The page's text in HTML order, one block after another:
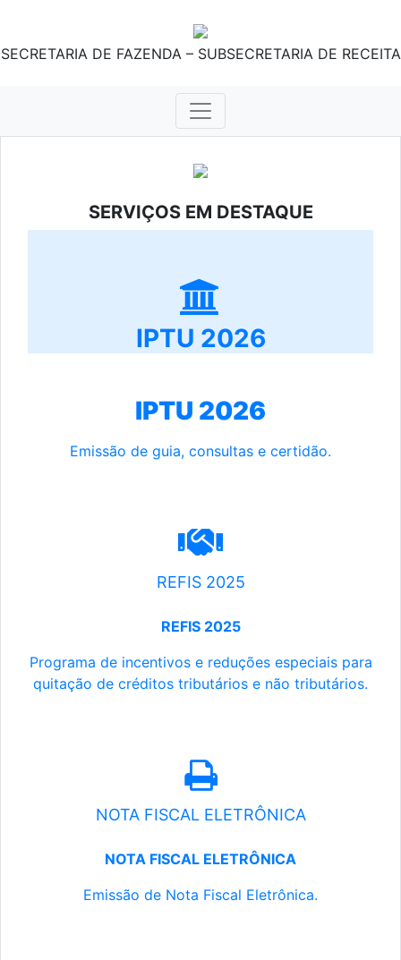
SECRETARIA DE FAZENDA – SUBSECRETARIA DE RECEITA
SERVIÇOS EM DESTAQUE
IPTU 2026
IPTU 2026
Emissão de guia, consultas e certidão.
REFIS 2025
REFIS 2025
Programa de incentivos e reduções especiais para
quitação de créditos tributários e não tributários.
NOTA FISCAL ELETRÔNICA
NOTA FISCAL ELETRÔNICA
Emissão de Nota Fiscal Eletrônica.